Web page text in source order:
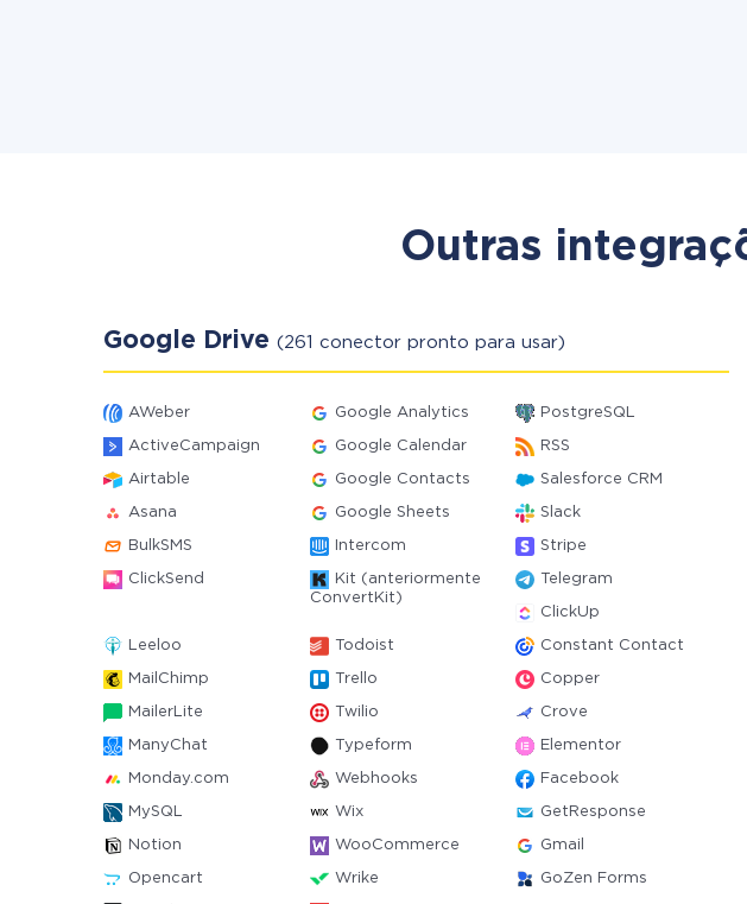
Outras
Google Drive (261 conector pronto para usar)
AWeber Google Analytics PostgreSQL
ActiveCampaign Google Calendar RSS
Airtable Google Contacts Salesforce CRM
Asana Google Sheets Slack
BulkSMS Intercom Stripe
ClickSend
Kit (anteriormente
ConvertKit)
Telegram
ClickUp
Leeloo Todoist Constant Contact
MailChimp Trello Copper
MailerLite Twilio Crove
ManyChat Typeform Elementor
Monday.com Webhooks Facebook
MySQL Wix GetResponse
Notion WooCommerce Gmail
Opencart Wrike GoZen Forms